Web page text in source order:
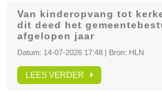
Van kinderopvang tot
dit deed het
afgelopen jaar
Datum: 14-07-2026 17:48 | Bron: HLN
LEES VERDER